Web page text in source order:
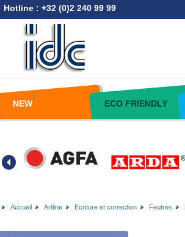
Hotline : +32 (0)2 240 99 99
NEW ECO FRIENDLY
Accueil Artline Ecriture et correction Feutres